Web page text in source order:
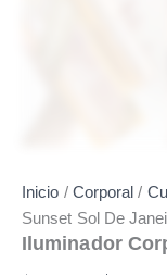
Inicio / Corporal /
Sunset Sol De
Iluminador